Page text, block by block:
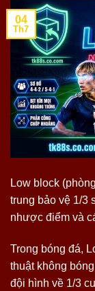
04
Th7
Low block
trung bảo vệ 1/3
nhược điểm và
Trong bóng đá,
thuật không
đội hình về 1/3